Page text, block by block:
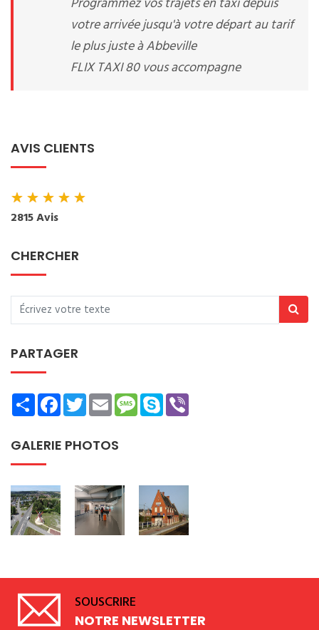
votre arrivée jusqu'à votre départ au tarif
le plus juste à Abbeville
FLIX TAXI 80 vous accompagne
AVIS CLIENTS
★★★★★
2815 Avis
CHERCHER
PARTAGER
ShareFacebookTwitterEmailMessage
Skype
GALERIE PHOTOS
SOUSCRIRE
NOTRE NEWSLETTER